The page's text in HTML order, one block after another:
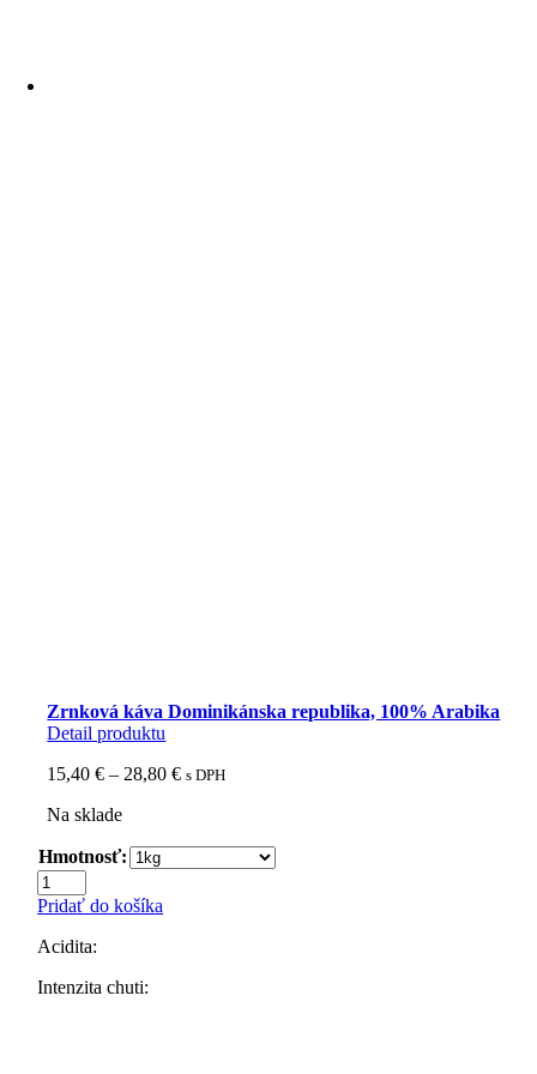
Zrnková káva Dominikánska republika, 100% Arabika
Detail produktu
15,40€ – 28,80€Price
s DPH
Na sklade
Hmotnosť:
množstvo
Zrnková
Dominikánska
100%
Pridať do košíka
Acidita:
Intenzita chuti: